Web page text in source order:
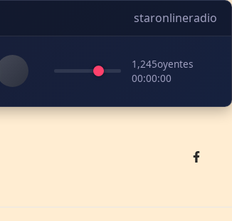
staronlineradio
1,245oyentes
00:00:00